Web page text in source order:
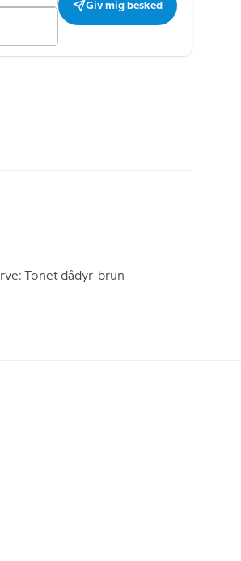
Giv mig besked
Tonet dådyr-brun